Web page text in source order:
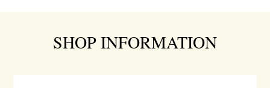
SHOP INFORMATION